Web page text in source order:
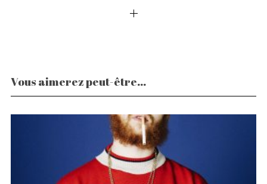
Vous aimerez peut-être...